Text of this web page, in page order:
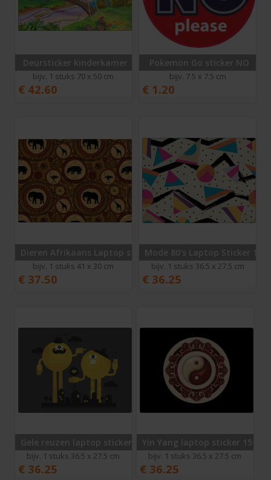
Deursticker kinderkamer
bijv. 1 stuks 70 x 50 cm
€ 42.60
Pokemon Go sticker NO
bijv. 7.5 x 7.5 cm
€ 1.20
Dieren Afrikaans Laptop sticker 17 inch
bijv. 1 stuks 41 x 30 cm
€ 37.50
Mode 80's Laptop Sticker 15
bijv. 1 stuks 36.5 x 27.5 cm
€ 36.25
Gele reuzen laptop sticker 15 inch
bijv. 1 stuks 36.5 x 27.5 cm
€ 36.25
Yin Yang laptop sticker 15
bijv. 1 stuks 36.5 x 27.5 cm
€ 36.25